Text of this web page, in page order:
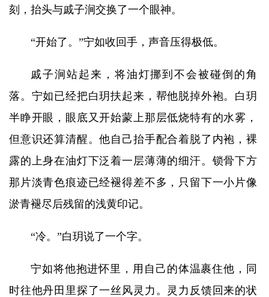
刻，抬头与戚子涧交换了一个眼神。
“开始了。”宁如收回手，声音压得极低。
戚子涧站起来，将油灯挪到不会被碰倒的角
落。宁如已经把白玥扶起来，帮他脱掉外袍。白玥
半睁开眼，眼底又开始蒙上那层低烧特有的水雾，
但意识还算清醒。他自己抬手配合着脱了内袍，裸
露的上身在油灯下泛着一层薄薄的细汗。锁骨下方
那片淡青色痕迹已经褪得差不多，只留下一小片像
淤青褪尽后残留的浅黄印记。
“冷。”白玥说了一个字。
宁如将他抱进怀里，用自己的体温裹住他，同
时往他丹田里探了一丝风灵力。灵力反馈回来的状